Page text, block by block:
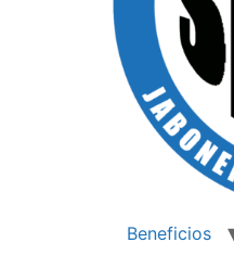
Beneficios